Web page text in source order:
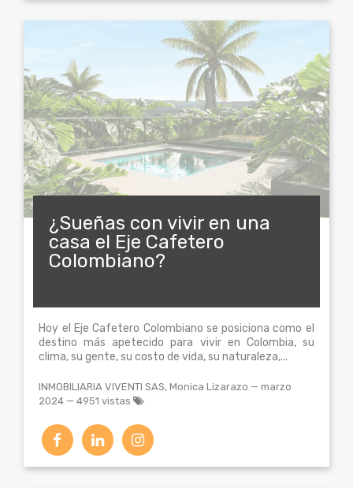
¿Sueñas con vivir en una
casa el Eje Cafetero
Colombiano?
Hoy el Eje Cafetero Colombiano se posiciona como el
destino más apetecido para vivir en Colombia, su
clima, su gente, su costo de vida, su naturaleza,...
INMOBILIARIA VIVENTI SAS, Monica Lizarazo —marzo
2024 — 4951 vistas